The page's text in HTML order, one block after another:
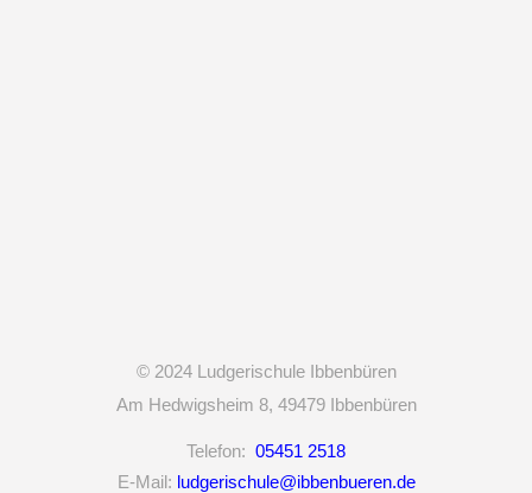
© 2024 Ludgerischule Ibbenbüren
Am Hedwigsheim 8, 49479 Ibbenbüren
Telefon: 05451 2518
E-Mail: ludgerischule@ibbenbueren.de